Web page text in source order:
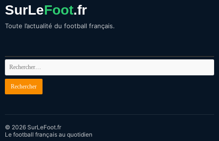
SurLeFoot.fr
Toute l’actualité du football français.
© 2026 SurLeFoot.fr
Le football français au quotidien